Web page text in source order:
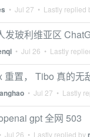
• Jul 27 • Lastly replied
发玻利维亚区
• Jul 26 • Lastly
重置， Tibo 真的无
• Jul 27 • Lastly
gpt 全网 503
• Jul 26 • Lastly replied by